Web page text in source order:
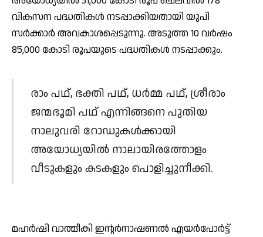
വികസന പദ്ധതികള്‍ നടപ്പാക്കിയതായി യുപി
സര്‍ക്കാര്‍ അവകാശപ്പെടുന്നു. അടുത്ത 10 വര്‍ഷം
85,000 കോടി രൂപയുടെ പദ്ധതികള്‍ നടപ്പാക്കും.
രാം പഥ്, ഭക്തി പഥ്, ധര്‍മ്മ പഥ്, ശ്രീരാം
ജന്മഭൂമി പഥ് എന്നിങ്ങനെ പുതിയ
നാലുവരി റോഡുകള്‍ക്കായി
അയോധ്യയില്‍ നാലായിരത്തോളം
വീടുകളും കടകളും പൊളിച്ചുനീക്കി.
മഹര്‍ഷി വാത്മീകി ഇന്റര്‍നാഷണല്‍ എയര്‍പോര്‍ട്ട്